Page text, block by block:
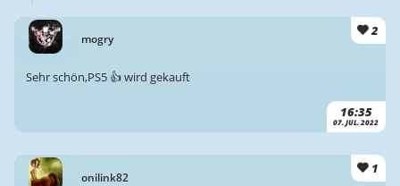
mogry
2
16:35
07. JUL. 2022
Sehr schön,PS5 👍 wird gekauft
onilink82
1